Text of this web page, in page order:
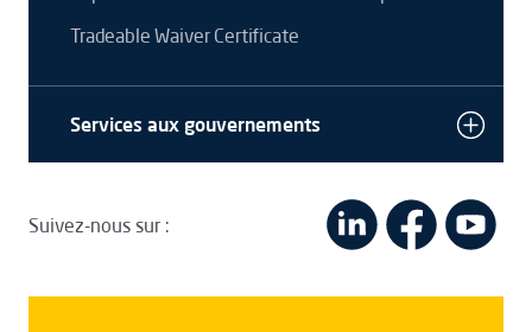
Tradeable Waiver Certificate
Services aux gouvernements
Suivez-nous sur :